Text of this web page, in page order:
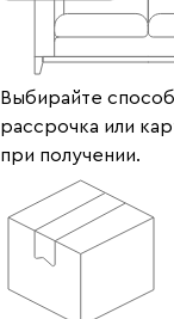
Выбирайте
рассрочка или
при получении.